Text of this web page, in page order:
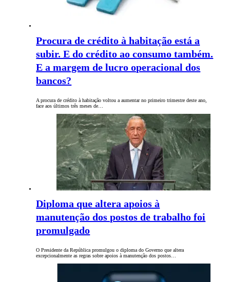
Procura de crédito à habitação está a
subir. E do crédito ao consumo também.
E a margem de lucro operacional dos
bancos?
A procura de crédito à habitação voltou a aumentar no primeiro trimestre deste ano,
face aos últimos três meses de…
Diploma que altera apoios à
manutenção dos postos de trabalho foi
promulgado
O Presidente da República promulgou o diploma do Governo que altera
excepcionalmente as regras sobre apoios à manutenção dos postos…